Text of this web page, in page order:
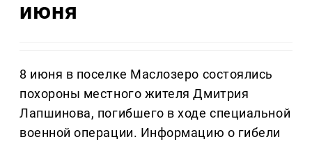
июня
8 июня в поселке Маслозеро состоялись
похороны местного жителя Дмитрия
Лапшинова, погибшего в ходе специальной
военной операции. Информацию о гибели